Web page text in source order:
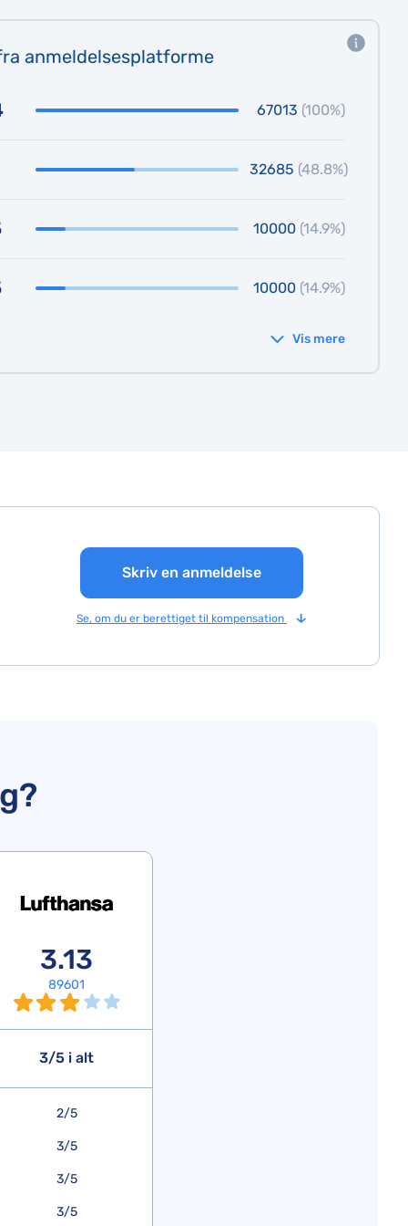
anmeldelsesplatforme
67013 (100%)
32685 (48.8%)
10000 (14.9%)
10000 (14.9%)
Vis mere
Skriv en anmeldelse
Se, om du er berettiget til kompensation
3.13
89601
3/5 i alt
2/5
3/5
3/5
3/5